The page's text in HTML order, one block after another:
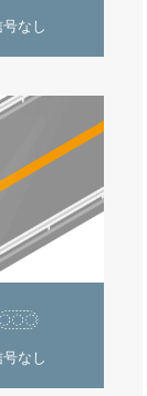
号なし
号なし